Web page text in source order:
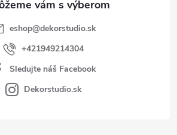
eshop@dekorstudio.sk
+421949214304
Sledujte náš Facebook
Dekorstudio.sk